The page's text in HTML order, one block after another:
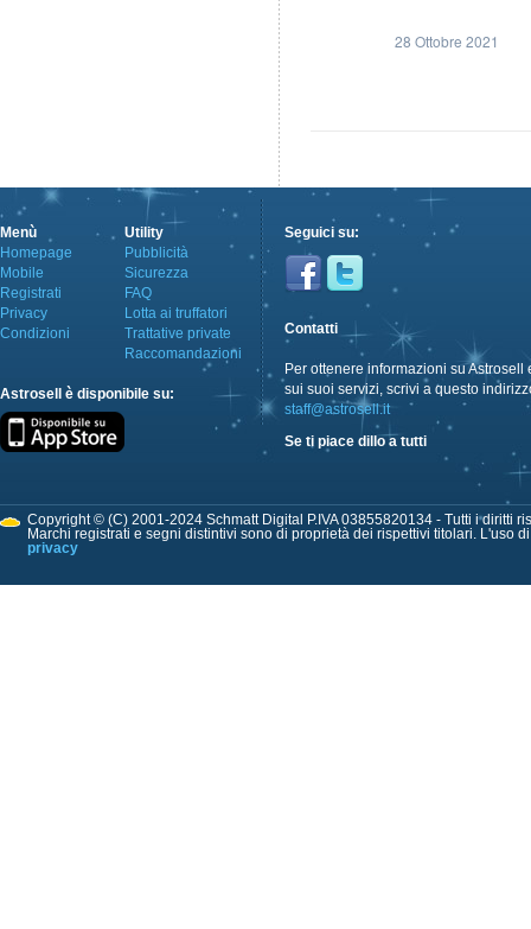
28 Ottobre 2021
Menù
Homepage
Mobile
Registrati
Privacy
Condizioni
Utility
Pubblicità
Sicurezza
FAQ
Lotta ai truffatori
Trattative private
Raccomandazioni
Astrosell è disponibile su:
Seguici su:
Contatti
Per ottenere informazioni su Astrosell
sui suoi servizi, scrivi a questo
staff@astrosell.it
Se ti piace dillo a tutti
Copyright © (C) 2001-2024 Schmatt Digital P.IVA 03855820134 - Tutti i diritti
Marchi registrati e segni distintivi sono di proprietà dei rispettivi titolari. L'uso
privacy